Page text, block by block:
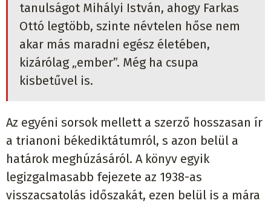
tanulságot Mihályi István, ahogy Farkas
Ottó legtöbb, szinte névtelen hőse nem
akar más maradni egész életében,
kizárólag „ember”. Még ha csupa
kisbetűvel is.
Az egyéni sorsok mellett a szerző hosszasan ír
a trianoni békediktátumról, s azon belül a
határok meghúzásáról. A könyv egyik
legizgalmasabb fejezete az 1938-as
visszacsatolás időszakát, ezen belül is a mára